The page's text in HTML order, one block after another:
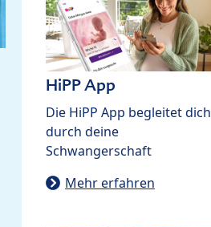
HiPP App
Die HiPP App begleitet dich
durch deine
Schwangerschaft
Mehr erfahren